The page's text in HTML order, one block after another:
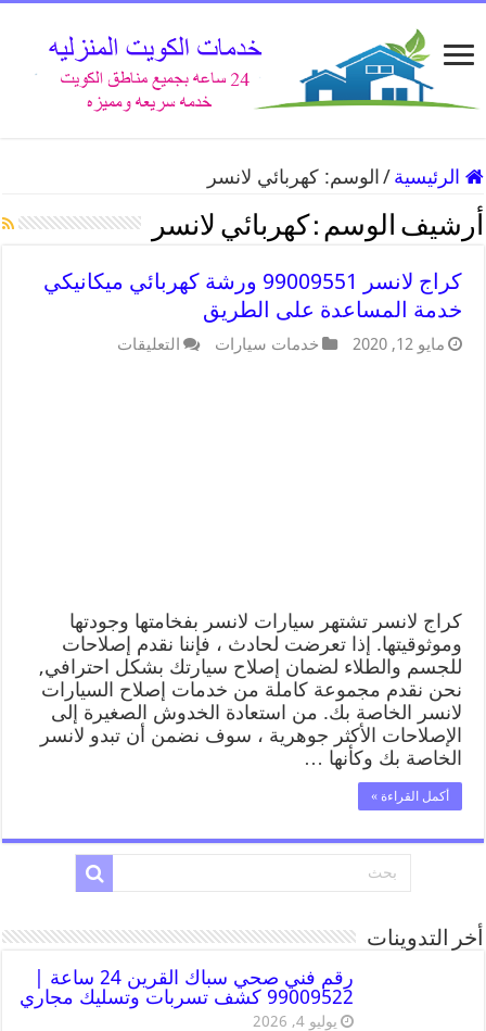
الرئيسية / الوسم:كهربائي لانسر
أرشيف الوسم : كهربائي لانسر
كراج لانسر 99009551 ورشة كهربائي ميكانيكي
خدمة المساعدة على الطريق
مايو 12, 2020 خدمات سيارات التعليقات
كراج لانسر تشتهر سيارات لانسر بفخامتها وجودتها
وموثوقيتها. إذا تعرضت لحادث ، فإننا نقدم إصلاحات
للجسم والطلاء لضمان إصلاح سيارتك بشكل احترافي,
نحن نقدم مجموعة كاملة من خدمات إصلاح السيارات
لانسر الخاصة بك. من استعادة الخدوش الصغيرة إلى
الإصلاحات الأكثر جوهرية ، سوف نضمن أن تبدو لانسر
الخاصة بك وكأنها …
أكمل القراءة »
أخر التدوينات
رقم فني صحي سباك القرين 24 ساعة |
99009522 كشف تسربات وتسليك مجاري
يوليو 4, 2026